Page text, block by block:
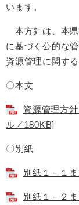
います。
本方針は、本県
に基づく公的な
資源管理に関す
〇本文
資源管理方
ル／180KB]
〇別紙
別紙１－１
別紙１－２